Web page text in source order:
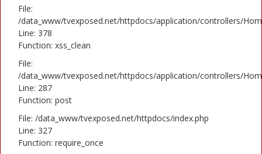
File:
/data_www/tvexposed.net/httpdocs/application/controllers/
Line: 378
Function: xss_clean
File:
/data_www/tvexposed.net/httpdocs/application/controllers/
Line: 287
Function: post
File: /data_www/tvexposed.net/httpdocs/index.php
Line: 327
Function: require_once
TV Serije
Filmovi
Glumci
Contact
Register